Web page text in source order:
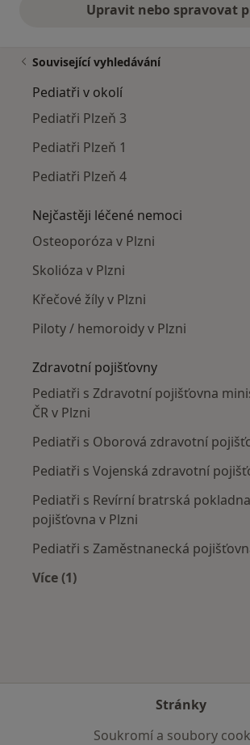
Upravit nebo spravovat
Související vyhledávání
Pediatři v okolí
Pediatři Plzeň 3
Pediatři Plzeň 1
Pediatři Plzeň 4
Nejčastěji léčené nemoci
Osteoporóza v Plzni
Skolióza v Plzni
Křečové žíly v Plzni
Piloty / hemoroidy v Plzni
Zdravotní pojišťovny
Pediatři s Zdravotní pojišťovna
ČR v Plzni
Pediatři s Oborová zdravotní
Pediatři s Vojenská zdravotní
Pediatři s Revírní bratrská
pojišťovna v Plzni
Pediatři s Zaměstnanecká
Více (1)
Stránky
Soukromí a soubory